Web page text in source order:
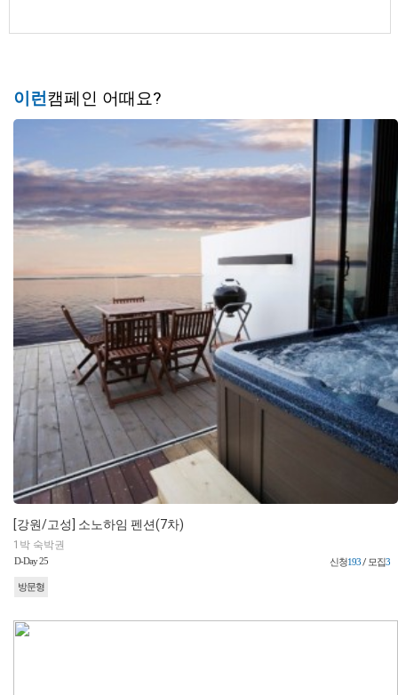
이런캠페인 어때요?
[강원/고성] 소노하임 펜션(7차)
1박 숙박권
D-Day 25 신청193/ 모집3
방문형